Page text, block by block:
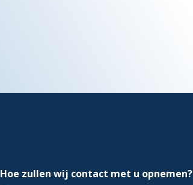
Hoe zullen wij contact met u opnemen?